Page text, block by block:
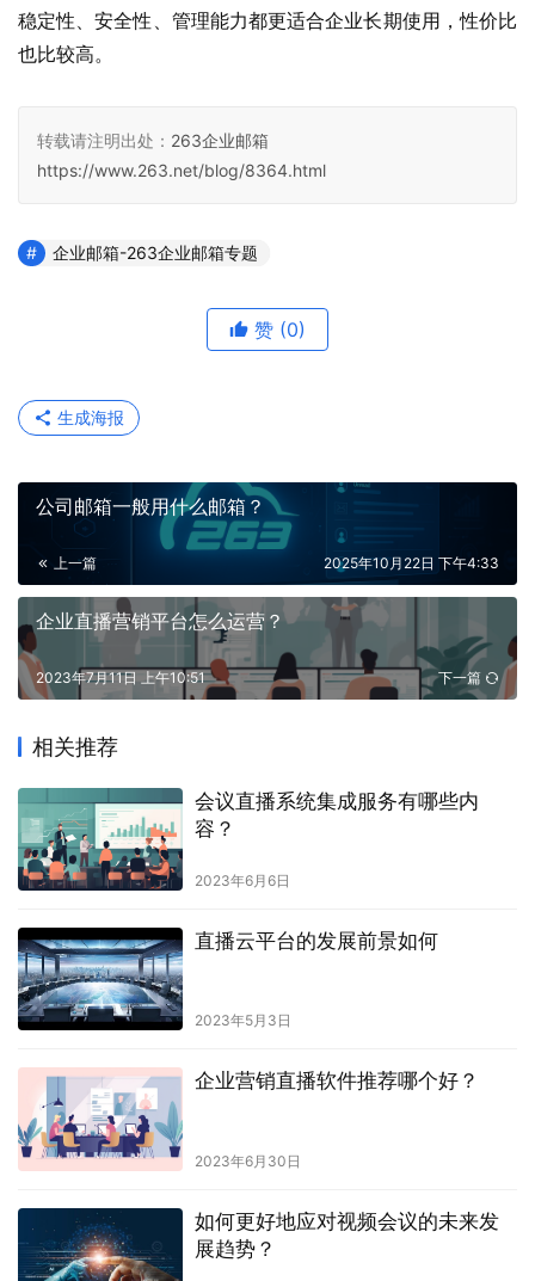
稳定性、安全性、管理能力都更适合企业长期使用，性价比
也比较高。
转载请注明出处： 263企业邮箱
https://www.263.net/blog/8364.html
企业邮箱-263企业邮箱专题
赞 (0)
生成海报
公司邮箱一般用什么邮箱？
上一篇 2025年10月22日 下午4:33
企业直播营销平台怎么运营？
下一篇
2023年7月11日 上午10:51
相关推荐
会议直播系统集成服务有哪些内
容？
2023年6月6日
直播云平台的发展前景如何
2023年5月3日
企业营销直播软件推荐哪个好？
2023年6月30日
如何更好地应对视频会议的未来发
展趋势？